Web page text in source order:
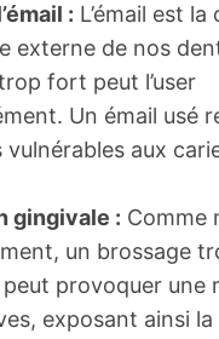
: L’émail est la
externe de nos
fort peut l’user
Un émail usé
vulnérables aux
gingivale : Comme
un brossage
provoquer une
exposant ainsi